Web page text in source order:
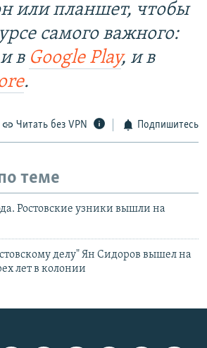
или планшет, чтобы
самого важного:
в Google Play, и в
.​
Читать без VPN Подпишитесь
теме
Ростовские узники вышли на
делу" Ян Сидоров вышел на
лет в колонии